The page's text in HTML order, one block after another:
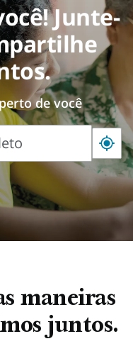
Junte-
de você
maneiras
juntos.